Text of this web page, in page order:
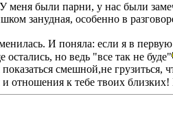
меня были парни, у нас были
занудная, особенно в
И поняла: если я в
но ведь "все так не буде"
смешной,не
отношения к тебе твоих